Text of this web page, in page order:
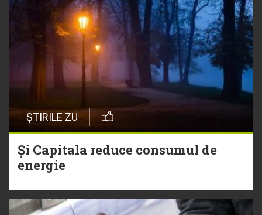
ȘTIRILE ZU
Și Capitala reduce consumul de
energie